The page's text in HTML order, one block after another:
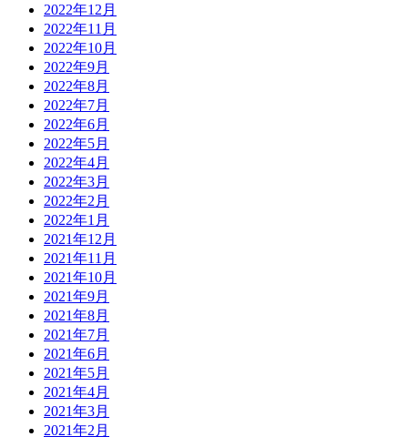
2022年12月
2022年11月
2022年10月
2022年9月
2022年8月
2022年7月
2022年6月
2022年5月
2022年4月
2022年3月
2022年2月
2022年1月
2021年12月
2021年11月
2021年10月
2021年9月
2021年8月
2021年7月
2021年6月
2021年5月
2021年4月
2021年3月
2021年2月